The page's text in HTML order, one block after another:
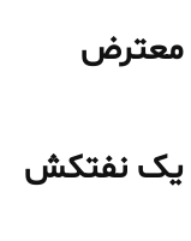
معترض
یک نفتکش